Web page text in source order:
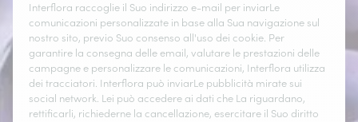
Interflora raccoglie il Suo indirizzo e-mail per inviarLe
comunicazioni personalizzate in base alla Sua navigazione sul
nostro sito, previo Suo consenso all'uso dei cookie. Per
garantire la consegna delle email, valutare le prestazioni delle
campagne e personalizzare le comunicazioni, Interflora utilizza
dei tracciatori. Interflora può inviarLe pubblicità mirate sui
social network. Lei può accedere ai dati che La riguardano,
rettificarli, richiederne la cancellazione, esercitare il Suo diritto